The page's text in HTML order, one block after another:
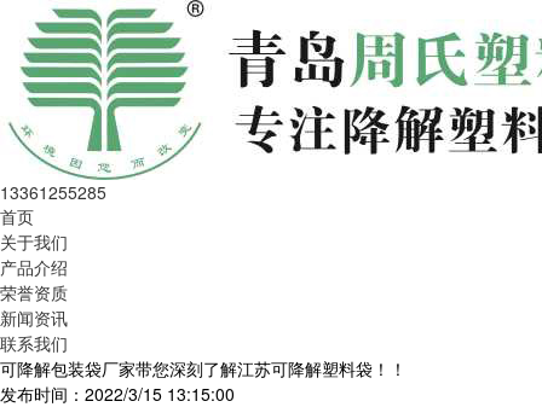
13361255285
首页
关于我们
产品介绍
荣誉资质
新闻资讯
联系我们
可降解包装袋厂家带您深刻了解江苏可降解塑料袋！！
发布时间：2022/3/15 13:15:00